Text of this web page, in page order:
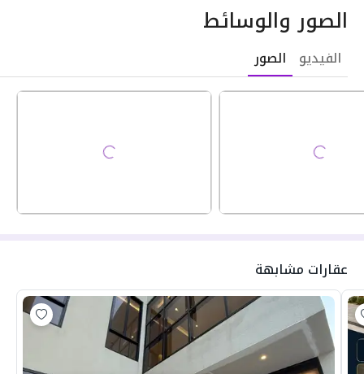
الصور والوسائط
الفيديو الصور
عقارات مشابهة